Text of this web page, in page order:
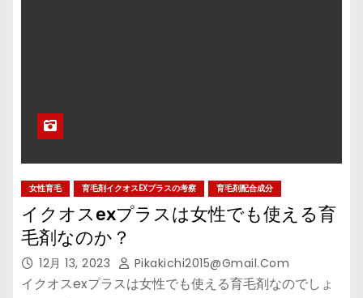
女性育毛 育毛剤イクオスEXプラスの考察 育毛剤配合成分
イクオスexプラスは女性でも使える育
毛剤なのか？
12月 13, 2023 Pikakichi2015@gmail.com
イクオスexプラスは女性でも使える育毛剤なのでしょ